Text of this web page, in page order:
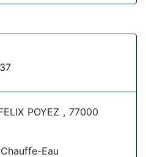
POYEZ , 77000
Chauffe-Eau